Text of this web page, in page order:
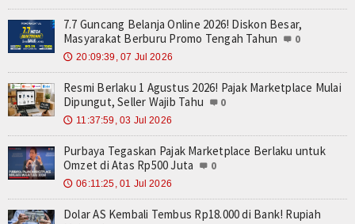
7.7 Guncang Belanja Online 2026! Diskon Besar,
Masyarakat Berburu Promo Tengah Tahun
0
🕔 20:09:39, 07 Jul 2026
Resmi Berlaku 1 Agustus 2026! Pajak Marketplace Mulai
Dipungut, Seller Wajib Tahu
0
🕔 11:37:59, 03 Jul 2026
Purbaya Tegaskan Pajak Marketplace Berlaku untuk
Omzet di Atas Rp500 Juta
0
🕔 06:11:25, 01 Jul 2026
Dolar AS Kembali Tembus Rp18.000 di Bank! Rupiah